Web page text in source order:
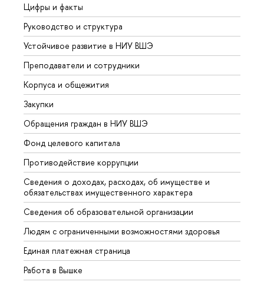
Цифры и факты
Руководство и структура
Устойчивое развитие в НИУ ВШЭ
Преподаватели и сотрудники
Корпуса и общежития
Закупки
Обращения граждан в НИУ ВШЭ
Фонд целевого капитала
Противодействие коррупции
Сведения о доходах, расходах, об имуществе и
обязательствах имущественного характера
Сведения об образовательной организации
Людям с ограниченными возможностями здоровья
Единая платежная страница
Работа в Вышке